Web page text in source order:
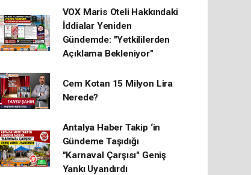
VOX Maris Oteli Hakkındaki
İddialar Yeniden
Gündemde: "Yetkililerden
Açıklama Bekleniyor"
Cem Kotan 15 Milyon Lira
Nerede?
Antalya Haber Takip ‘in
Gündeme Taşıdığı
"Karnaval Çarşısı" Geniş
Yankı Uyandırdı